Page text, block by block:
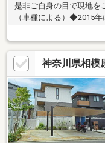
是非ご自身の目で現地
（車種による）◆2015
に造園されたお庭をお
◎◆スーパー充実♪新鮮
リエイト薬局 相模原大
ン相模原店（車で11分）
軽にお問い合わせくださ
望のお客様は下記番号ま
せ専用フリーダイヤル【
神奈川県相模